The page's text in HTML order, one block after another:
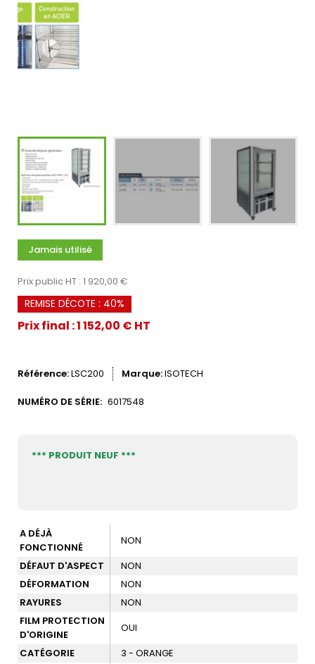
Jamais utilisé
Prix public HT : 1 920,00 €
REMISE DÉCOTE : 40%
Prix final : 1 152,00 € HT
Référence LSC200 Marque ISOTECH
NUMÉRO DE SÉRIE: 6017548
*** PRODUIT NEUF ***
A DÉJÀ
FONCTIONNÉ
NON
DÉFAUT D'ASPECT
NON
DÉFORMATION
NON
RAYURES
NON
FILM PROTECTION
D'ORIGINE
OUI
CATÉGORIE
3 - ORANGE